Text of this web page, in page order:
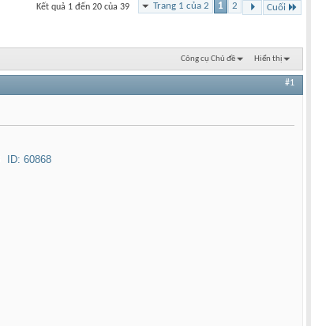
Trang 1 của 2 1 2 Cuối
Kết quả 1 đến 20 của 39
Công cụ Chủ đề Hiển thị
#1